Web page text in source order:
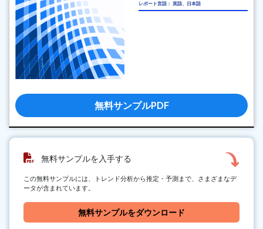
レポート言語： 英語、日本語
無料サンプルPDF
無料サンプルを入手する
この無料サンプルには、トレンド分析から推定・予測まで、さまざまなデ
ータが含まれています。
無料サンプルをダウンロード